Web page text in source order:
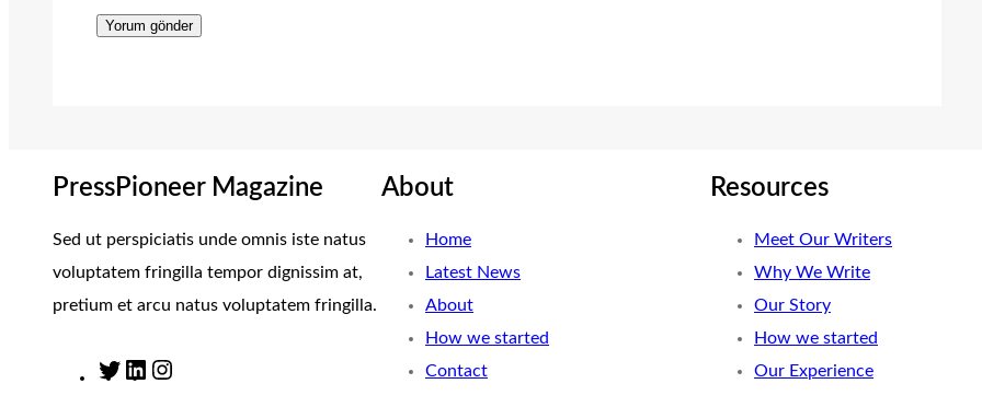
PressPioneer Magazine
Sed ut perspiciatis unde omnis iste natus
voluptatem fringilla tempor dignissim at,
pretium et arcu natus voluptatem fringilla.
T
L
About
Home
Latest News
About
How we started
Contact
Resources
Meet Our Writers
Why We Write
Our Story
How we started
Our Experience